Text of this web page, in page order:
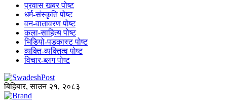
प्रवास खबर पोष्ट
धर्म-संस्कृति पोष्ट
वन-वातावरण पोष्ट
कला-साहित्य पोष्ट
भिडियो-पडकास्ट पोष्ट
व्यक्ति-व्यक्तित्व पोष्ट
विचार-ब्लग पोष्ट
बिहिबार, साउन २१, २०८३